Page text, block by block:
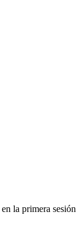
la primera sesión